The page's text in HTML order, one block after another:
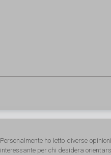
Personalmente ho letto diverse
interessante per chi desidera